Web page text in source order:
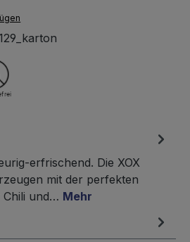
erfrischend. Die XOX
mit der perfekten
Chili und… Mehr